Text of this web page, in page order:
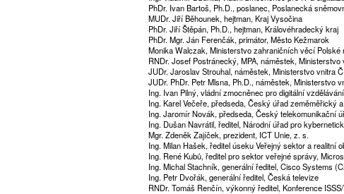
PhDr. Ivan Bartoš, Ph.D., poslanec, Poslanecká
MUDr. Jiří Běhounek, hejtman, Kraj Vysočina
PhDr. Jiří Štěpán, Ph.D., hejtman, Královéhradecký kraj
PhDr. Mgr. Ján Ferenčák, primátor, Město Kežmarok
Monika Walczak, Ministerstvo zahraničních věcí Polské
RNDr. Josef Postránecký, MPA, náměstek, Ministerstvo
JUDr. Jaroslav Strouhal, náměstek, Ministerstvo vnitra
JUDr. PhDr. Petr Mlsna, Ph.D., náměstek, Ministerstvo
Ing. Ivan Pilný, vládní zmocněnec pro digitální
Ing. Karel Večeře, předseda, Český úřad zeměměřický
Ing. Jaromír Novák, předseda, Český telekomunikační
Ing. Dušan Navrátil, ředitel, Národní úřad pro
Mgr. Zdeněk Zajíček, prezident, ICT Unie, z. s.
Ing. Milan Hašek, ředitel úseku Veřejný sektor a realitní
Ing. René Kubů, ředitel pro sektor veřejné správy,
Ing. Michal Stachník, generální ředitel, Cisco Systems
Ing. Petr Dvořák, generální ředitel, Česká televize
RNDr. Tomáš Renčín, výkonný ředitel, Konference